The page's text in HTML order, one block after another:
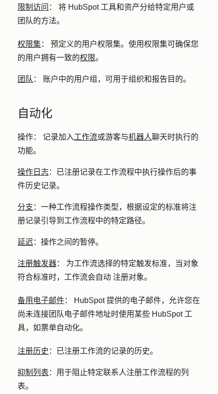
限制访问 ： 将 HubSpot 工具和资产分给特定用户或
团队的方法。
权限集： 预定义的用户权限集。使用权限集可确保您
的用户拥有一致的权限。
团队 ： 账户中的用户组，可用于组织和报告目的。
自动化
操作： 记录加入工作流或游客与机器人聊天时执行的
功能。
操作日志：
已注册记录在工作流程中执行操作后的事
件历史记录。
分支 ： 一种工作流程操作类型，根据设定的标准将注
册记录引导到工作流程中的特定路径。
延迟 ： 操作之间的暂停。
注册触发器： 为工作流选择的特定触发标准，当对象
符合标准时，工作流会自动 注册对象。
备用电子邮件：
HubSpot 提供的电子邮件，允许您在
尚未连接团队电子邮件地址时使用某些 HubSpot 工
具，如票单自动化。
注册历史 ： 已注册工作流的记录的历史。
抑制列表 ： 用于阻止特定联系人注册工作流程的列
表。